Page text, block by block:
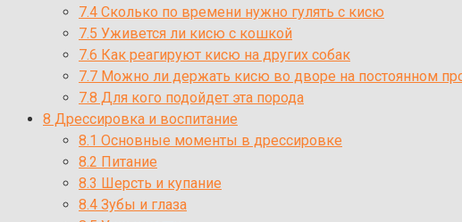
7.4 Сколько по времени нужно гулять с кисю
7.5 Уживется ли кисю с кошкой
7.6 Как реагируют кисю на других собак
7.7 Можно ли держать кисю во дворе на постоянном
7.8 Для кого подойдет эта порода
8 Дрессировка и воспитание
8.1 Основные моменты в дрессировке
8.2 Питание
8.3 Шерсть и купание
8.4 Зубы и глаза